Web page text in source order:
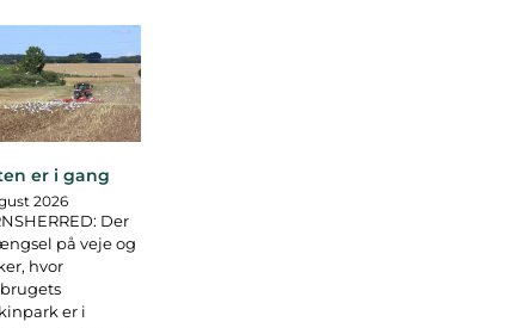
er i gang
2026
Der
på veje og
hvor
er i